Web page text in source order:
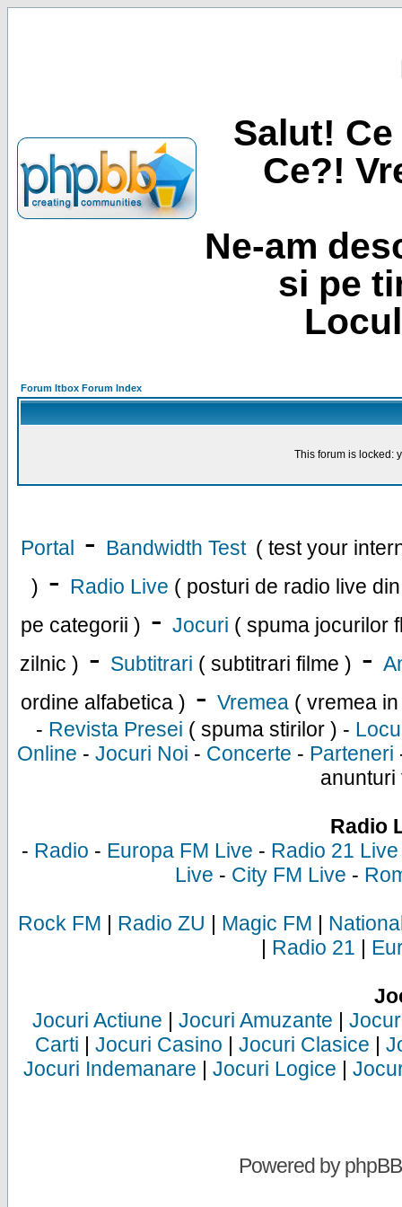
Salut!
Ce?!
Ne-am
si pe
Forum Itbox Forum Index
This forum is locked:
Portal - Bandwidth Test ( test your
) - Radio Live ( posturi de radio live
pe categorii ) - Jocuri ( spuma jocurilor
zilnic ) - Subtitrari ( subtitrari filme ) -
ordine alfabetica ) - Vremea ( vremea
- Revista Presei ( spuma stirilor ) -
Online - Jocuri Noi - Concerte - Parteneri
anunturi
Radio
- Radio - Europa FM Live - Radio 21 Live
Live - City FM Live -
Rock FM | Radio ZU | Magic FM |
| Radio 21 |
Jocuri Actiune | Jocuri Amuzante |
Carti | Jocuri Casino | Jocuri Clasice |
Jocuri Indemanare | Jocuri Logice |
Powered byphpBB